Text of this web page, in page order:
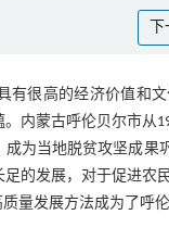
很高的经济价值和
内蒙古呼伦贝尔市从
为当地脱贫攻坚成果
的发展，对于促进农
量发展方法成为了呼